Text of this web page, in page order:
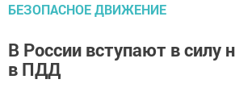
БЕЗОПАСНОЕ ДВИЖЕНИЕ
В России вступают в силу
в ПДД